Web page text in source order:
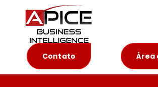
Contato Área